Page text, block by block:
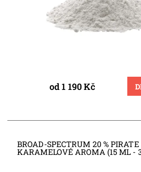
od 1 190 Kč
BROAD-SPECTRUM 20 %
KARAMELOVÉ AROMA (15 ML -